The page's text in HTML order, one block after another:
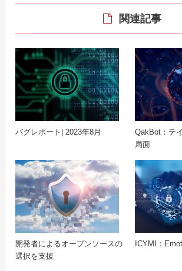
関連記事
バグレポート| 2023年8月
QakBot：テ
局面
開発者によるオープンソースの
選択を支援
ICYMI：